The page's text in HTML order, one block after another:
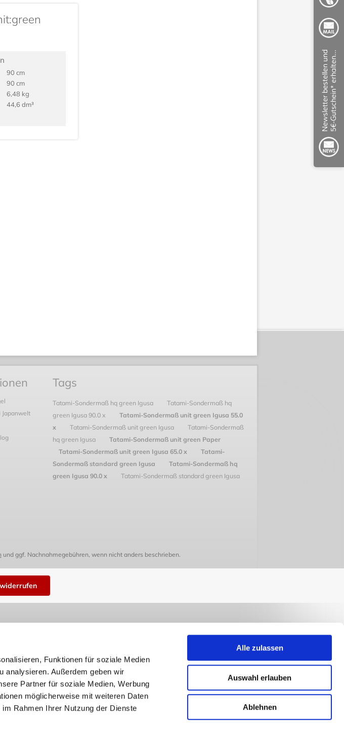
Funktionen für soziale Medien
analysieren. Außerdem geben wir
Partner für soziale Medien, Werbung
möglicherweise mit weiteren Daten
Rahmen Ihrer Nutzung der Dienste
Alle zulassen
Auswahl erlauben
Ablehnen
90 cm
90 cm
6,48 kg
44,6 dm³
Japanwelt
Tags
Tatami-Sondermaß hq green Igusa
Tatami-Sondermaß hq
green Igusa 90.0 x
Tatami-Sondermaß unit green Igusa 55.0
x
Tatami-Sondermaß unit green Igusa
Tatami-Sondermaß
hq green Igusa
Tatami-Sondermaß unit green Paper
Tatami-Sondermaß unit green Igusa 65.0 x
Tatami-
Sondermaß standard green Igusa
Tatami-Sondermaß hq
green Igusa 90.0 x
Tatami-Sondermaß standard green Igusa
und ggf. Nachnahmegebühren, wenn nicht anders beschrieben.